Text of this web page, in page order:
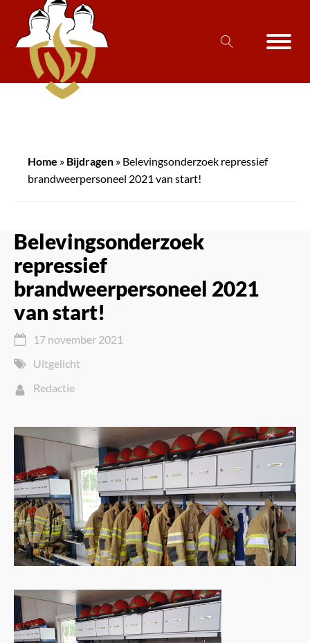
Home » Bijdragen » Belevingsonderzoek repressief
brandweerpersoneel 2021 van start!
Belevingsonderzoek
repressief
brandweerpersoneel 2021
van start!
17 november 2021
Uitgelicht
Redactie